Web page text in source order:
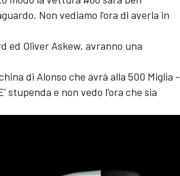
Non vediamo l'ora di averla in
ed Oliver Askew, avranno una
di Alonso che avrà alla 500 Miglia -
stupenda e non vedo l'ora che sia